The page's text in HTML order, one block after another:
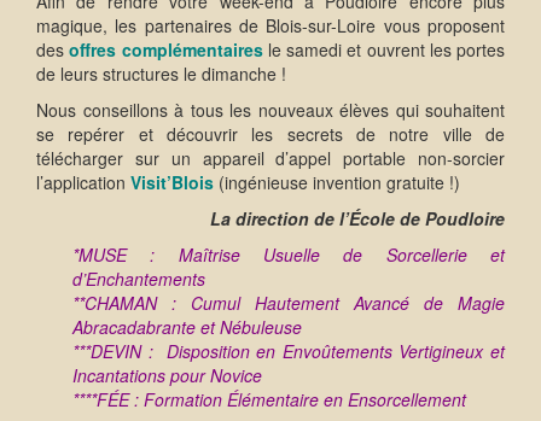
magique, les partenaires de Blois-sur-Loire vous proposent
desoffres complémentairesle samedi et ouvrent les portes
de leurs structures le dimanche !
Nous conseillons à tous les nouveaux élèves qui souhaitent
se repérer et découvrir les secrets de notre ville de
télécharger sur un appareil d’appel portable non-sorcier
l’application Visit’Blois (ingénieuse invention gratuite !)
La direction de l’École de Poudloire
*MUSE : Maîtrise Usuelle de Sorcellerie et
d’Enchantements
**CHAMAN : Cumul Hautement Avancé de Magie
Abracadabrante et Nébuleuse
***DEVIN : Disposition en Envoûtements Vertigineux et
Incantations pour Novice
****FÉE : Formation Élémentaire en Ensorcellement